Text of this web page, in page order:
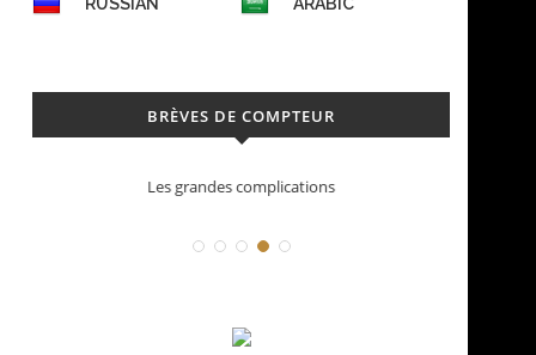
BRÈVES DE COMPTEUR
Déconstruction Parmigiani Fleurier